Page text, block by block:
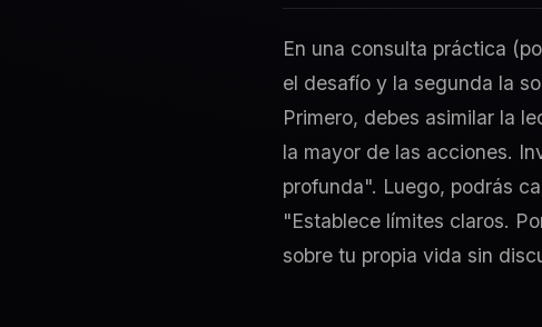
En una consulta práctica
el desafío y la segunda la
Primero, debes asimilar la
la mayor de las acciones.
profunda". Luego, podrás
"Establece límites claros.
sobre tu propia vida sin